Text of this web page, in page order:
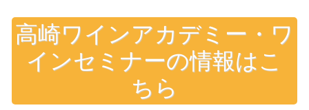
高崎ワインアカデミー・ワ
インセミナーの情報はこ
ちら